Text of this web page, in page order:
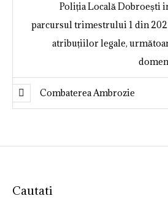
Poliția Locală Dobroești
parcursul trimestrului 1 din
atribuțiilor legale,
Combaterea Ambrozie
Cautati